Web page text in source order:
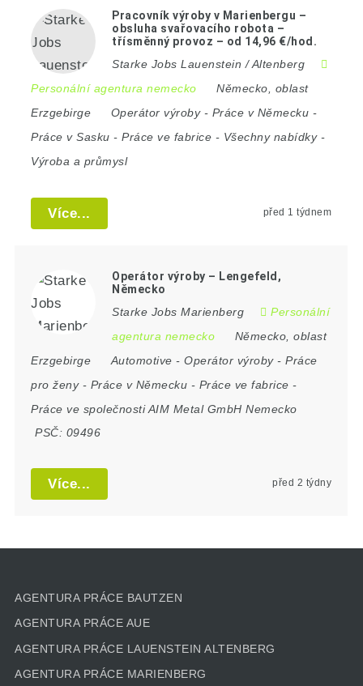
Pracovník výroby v Marienbergu –
obsluha svařovacího robota –
třísměnný provoz – od 14,96 €/hod.
Starke Jobs Lauenstein / Altenberg
Personální agentura nemecko
Německo
oblast
Erzgebirge
Operátor výroby- Práce v Německu -
Práce v Sasku -Práce ve fabrice - Všechny nabídky-
Výroba a průmysl
Více... před 1 týdnem
Operátor výroby – Lengefeld,
Německo
Starke Jobs Marienberg
Personální
agentura nemecko
Německo ,oblast
Erzgebirge
Automotive -Operátor výroby-Práce
pro ženy- Práce v Německu - Práce ve fabrice -
Práce ve společnosti AIM Metal GmbH Nemecko
PSČ: 09496
Více... před 2 týdny
AGENTURA PRÁCE BAUTZEN
AGENTURA PRÁCE AUE
AGENTURA PRÁCE LAUENSTEIN ALTENBERG
AGENTURA PRÁCE MARIENBERG